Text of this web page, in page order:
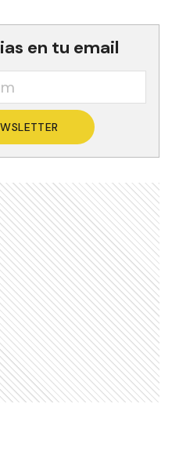
en tu email